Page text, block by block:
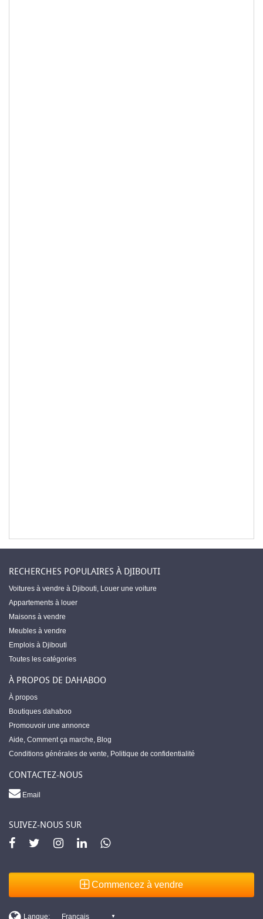
RECHERCHES POPULAIRES À DJIBOUTI
Voitures à vendre à Djibouti, Louer une voiture
Appartements à louer
Maisons à vendre
Meubles à vendre
Emplois à Djibouti
Toutes les catégories
À PROPOS DE DAHABOO
À propos
Boutiques dahaboo
Promouvoir une annonce
Aide, Comment ça marche, Blog
Conditions générales de vente, Politique de confidentialité
CONTACTEZ-NOUS
Email
SUIVEZ-NOUS SUR
Commencez à vendre